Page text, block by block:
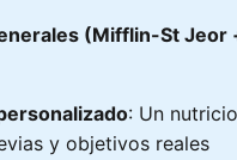
(Mifflin-St Jeor
: Un
y objetivos reales